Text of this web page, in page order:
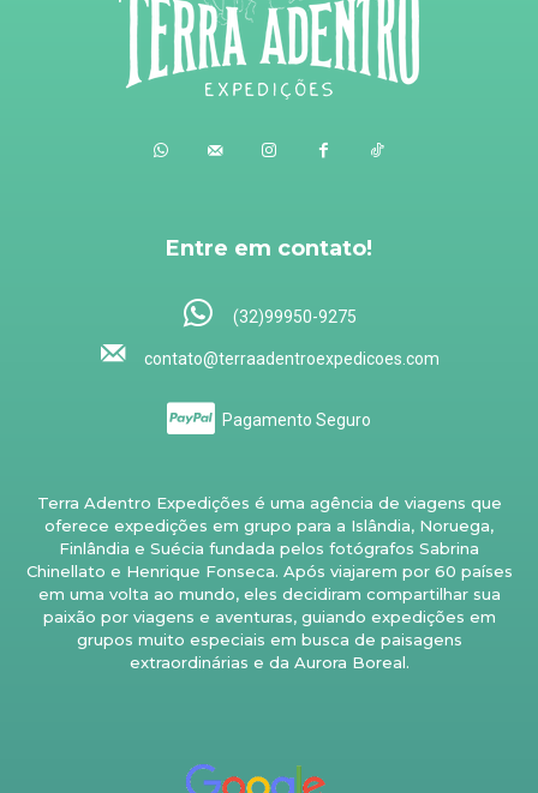
Entre em contato!
(32)99950-9275
contato@terraadentroexpedicoes.com
Pagamento Seguro
Terra Adentro Expedições é uma agência de viagens que
oferece expedições em grupo para a Islândia, Noruega,
Finlândia e Suécia fundada pelos fotógrafos Sabrina
Chinellato e Henrique Fonseca. Após viajarem por 60 países
em uma volta ao mundo, eles decidiram compartilhar sua
paixão por viagens e aventuras, guiando expedições em
grupos muito especiais em busca de paisagens
extraordinárias e da Aurora Boreal.